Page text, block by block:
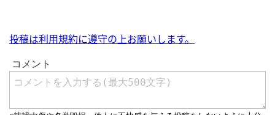
投稿は利用規約に遵守の上お願いします。